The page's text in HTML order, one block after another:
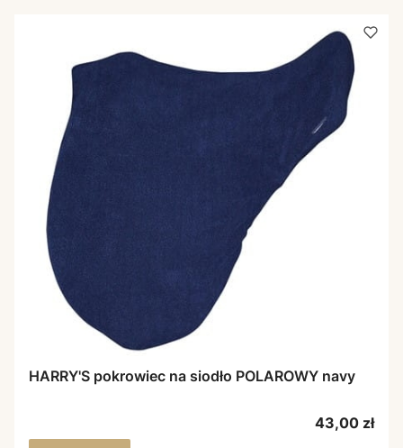
HARRY'S pokrowiec na siodło POLAROWY navy
Cena
43,00 zł